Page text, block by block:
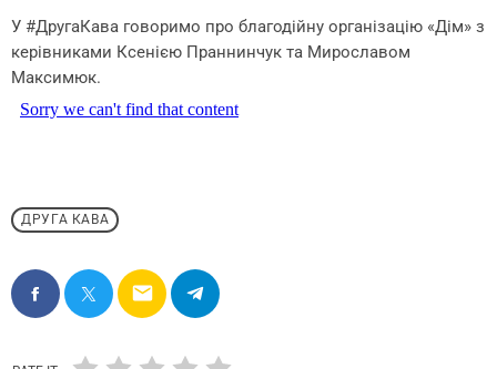
У #ДругаКава говоримо про благодійну організацію «Дім» з
керівниками Ксенією Праннинчук та Мирославом
Максимюк.
ДРУГА КАВА
email